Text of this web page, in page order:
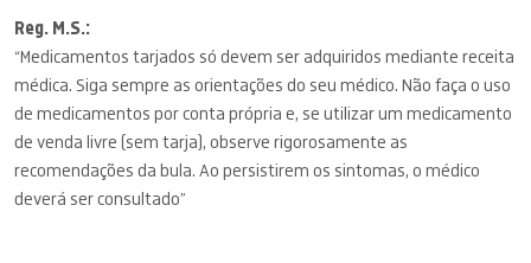
Reg. M.S.:
“Medicamentos tarjados só devem ser adquiridos mediante receita
médica. Siga sempre as orientações do seu médico. Não faça o uso
de medicamentos por conta própria e, se utilizar um medicamento
de venda livre (sem tarja), observe rigorosamente as
recomendações da bula. Ao persistirem os sintomas, o médico
deverá ser consultado”